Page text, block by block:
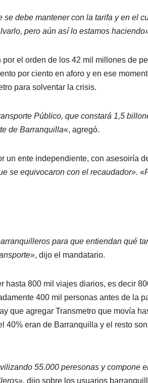
se debe mantener con la tarifa y en el
pero aún así lo estamos
el orden de los 42 mil millones de
por ciento en aforo y en ese
para solventar la crisis.
Público, que constará 1,5
de Barranquilla«, agregó.
un ente independiente, con asesoiría
se equivocaron con el recaudador». «
para que entiendan qué
, dijo el mandatario.
hasta 800 mil viajes diarios, es decir
400 mil personas antes de la
que agregar Transmetro que movía
40% eran de Barranquilla y el resto
55.000 peresonas y compone
dijo sobre los usuarios